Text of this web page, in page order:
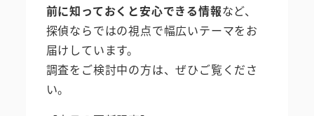
前に知っておくと安心できる情報など、
探偵ならではの視点で幅広いテーマをお
届けしています。
調査をご検討中の方は、ぜひご覧くださ
い。